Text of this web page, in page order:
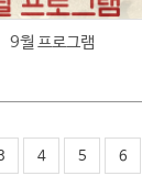
9월 프로그램
4 5 6